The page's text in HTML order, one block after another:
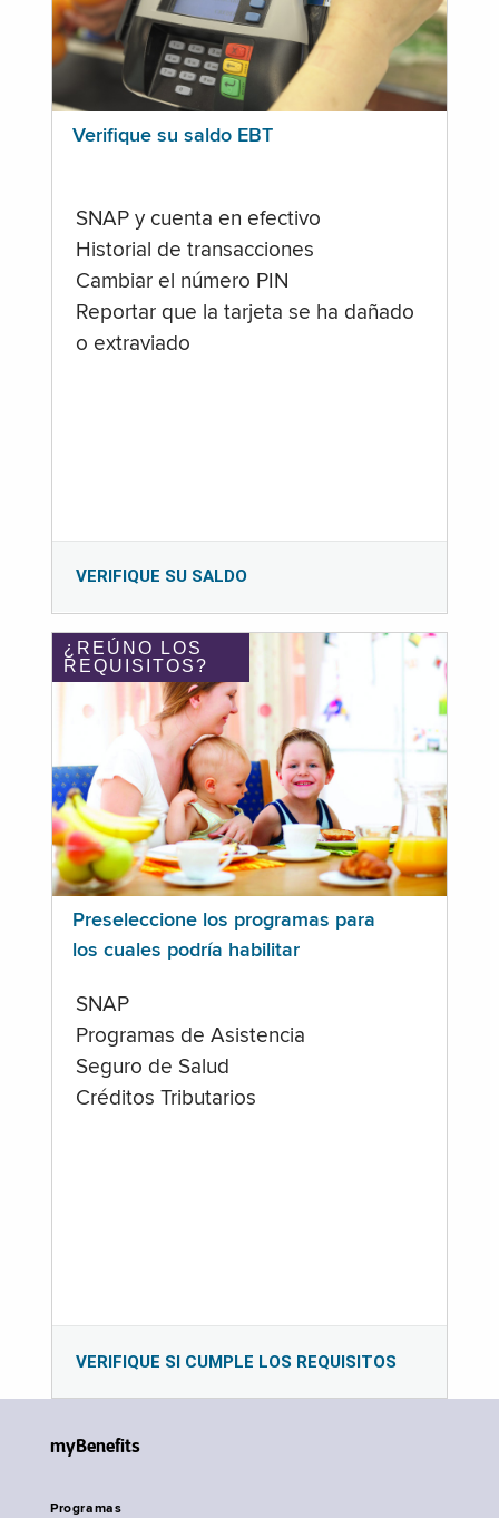
Verifique su saldo EBT
SNAP y cuenta en efectivo
Historial de transacciones
Cambiar el número PIN
Reportar que la tarjeta se ha dañado
o extraviado
VERIFIQUE SU SALDO
¿REÚNO LOS
REQUISITOS?
Preseleccione los programas para
los cuales podría habilitar
SNAP
Programas de Asistencia
Seguro de Salud
Créditos Tributarios
VERIFIQUE SI CUMPLE LOS REQUISITOS
myBenefits
Programas